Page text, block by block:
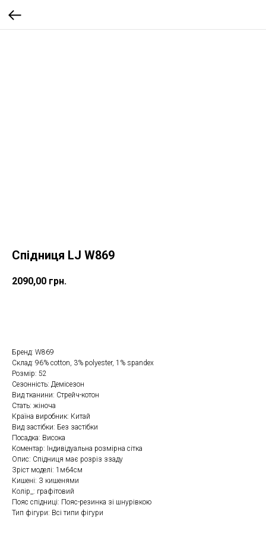
Спідниця LJ W869
2090,00 грн.
Бренд: W869
Склад: 96% cotton, 3% polyester, 1% spandex
Розмір: 52
Сезонність: Демісезон
Вид тканини: Стрейч-котон
Стать: жіноча
Країна виробник: Китай
Вид застібки: Без застібки
Посадка: Висока
Коментар: Індивідуальна розмірна сітка
Опис: Спідниця має розріз ззаду
Зріст моделі: 1м64см
Кишені: З кишенями
Колір_: графітовий
Пояс спідниці: Пояс-резинка зі шнурівкою
Тип фігури: Всі типи фігури